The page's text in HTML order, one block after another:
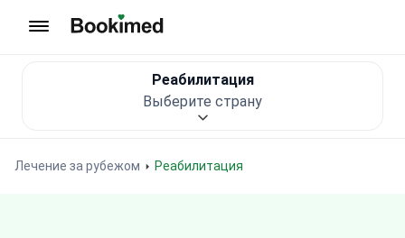
Лечение за рубежом Реабилитация
Реабилитация
Выберите страну